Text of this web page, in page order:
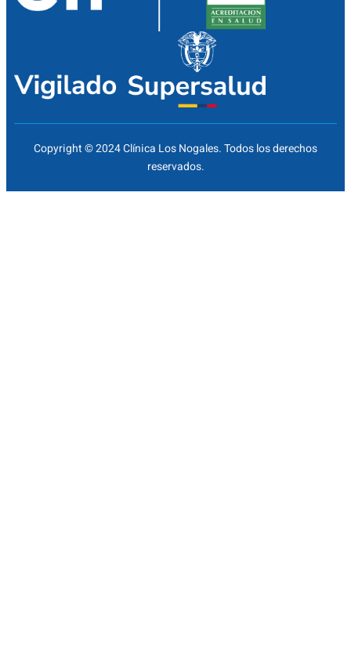
Copyright © 2024 Clínica Los Nogales. Todos los derechos
reservados.